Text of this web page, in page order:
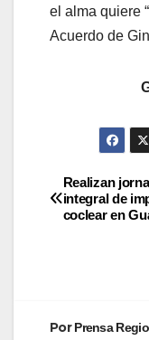
el alma quiere
Acuerdo de
Realizan
integral de
coclear en
PorPrensa